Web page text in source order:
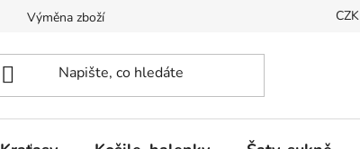
Výměna zboží CZK